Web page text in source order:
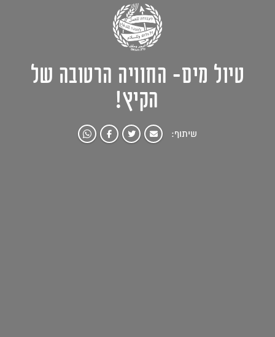
טיול מים- החוויה הרטובה של
הקיץ!
שיתוף: